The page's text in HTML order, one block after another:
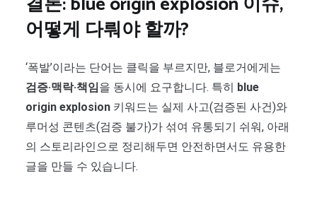
어떻게 다뤄야 할까?
‘폭발’이라는 단어는 클릭을 부르지만, 블로거에게는
검증·맥락·책임을 동시에 요구합니다. 특히 blue
origin explosion 키워드는 실제 사고(검증된 사건)와
루머성 콘텐츠(검증 불가)가 섞여 유통되기 쉬워, 아래
의 스토리라인으로 정리해두면 안전하면서도 유용한
글을 만들 수 있습니다.